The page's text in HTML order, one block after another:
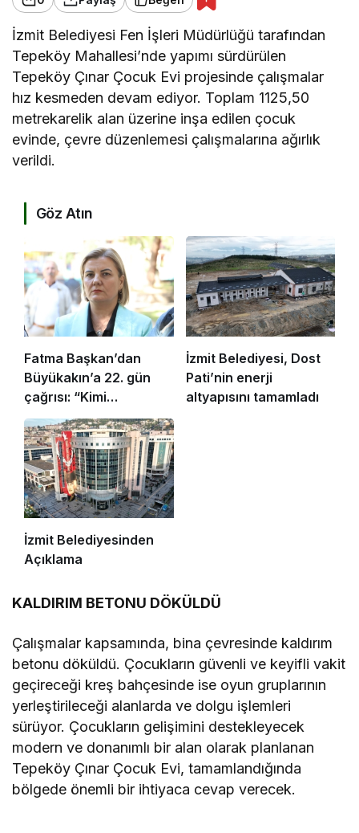
İzmit Belediyesi Fen İşleri Müdürlüğü tarafından
Tepeköy Mahallesi’nde yapımı sürdürülen
Tepeköy Çınar Çocuk Evi projesinde çalışmalar
hız kesmeden devam ediyor. Toplam 1125,50
metrekarelik alan üzerine inşa edilen çocuk
evinde, çevre düzenlemesi çalışmalarına ağırlık
verildi.
Göz Atın
Fatma Başkan’dan
Büyükakın’a 22. gün
çağrısı: “Kimi
koruyorsunuz?”
İzmit Belediyesi, Dost
Pati’nin enerji
altyapısını tamamladı
İzmit Belediyesinden
Açıklama
KALDIRIM BETONU DÖKÜLDÜ
Çalışmalar kapsamında, bina çevresinde kaldırım
betonu döküldü. Çocukların güvenli ve keyifli vakit
geçireceği kreş bahçesinde ise oyun gruplarının
yerleştirileceği alanlarda ve dolgu işlemleri
sürüyor. Çocukların gelişimini destekleyecek
modern ve donanımlı bir alan olarak planlanan
Tepeköy Çınar Çocuk Evi, tamamlandığında
bölgede önemli bir ihtiyaca cevap verecek.